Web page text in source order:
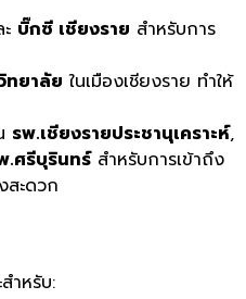
บิ๊กซี เชียงราย สำหรับการ
ทยาลัย ในเมืองเชียงราย ทำให้
รพ.เชียงรายประชานุเคราะห์,
.ศรีบุรินทร์สำหรับการเข้าถึง
สะดวก
ำหรับ: